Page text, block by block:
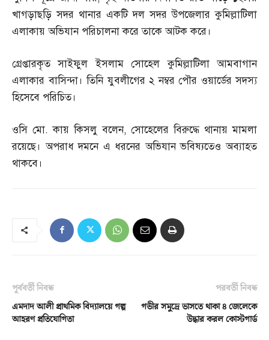
খাগড়াছড়ি সদর থানার একটি দল সদর উপজেলার কুমিল্লাটিলা
এলাকায় অভিযান পরিচালনা করে তাকে আটক করে।
গ্রেপ্তারকৃত সাইফুল ইসলাম সোহেল কুমিল্লাটিলা আমবাগান
এলাকার বাসিন্দা। তিনি যুবলীগের ২ নম্বর পৌর ওয়ার্ডের সদস্য
হিসেবে পরিচিত।
ওসি মো.কায় কিসলু বলেন,সোহেলের বিরুদ্ধে থানায় মামলা
রয়েছে। অপরাধ দমনে এ ধরনের অভিযান ভবিষ্যতেও অব্যাহত
থাকবে।
পূর্ববর্তী নিবন্ধ
এমদাদ আলী প্রাথমিক বিদ্যালয়ে গল্প
আহরণ প্রতিযোগিতা
পরবর্তী নিবন্ধ
গভীর সমুদ্রে ভাসতে থাকা ৪ জেলেকে
উদ্ধার করল কোস্টগার্ড